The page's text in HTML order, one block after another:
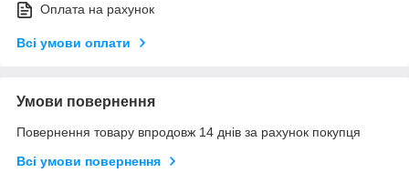
Оплата на рахунок
Всі умови оплати
Умови повернення
Повернення товару впродовж 14 днів за рахунок покупця
Всі умови повернення